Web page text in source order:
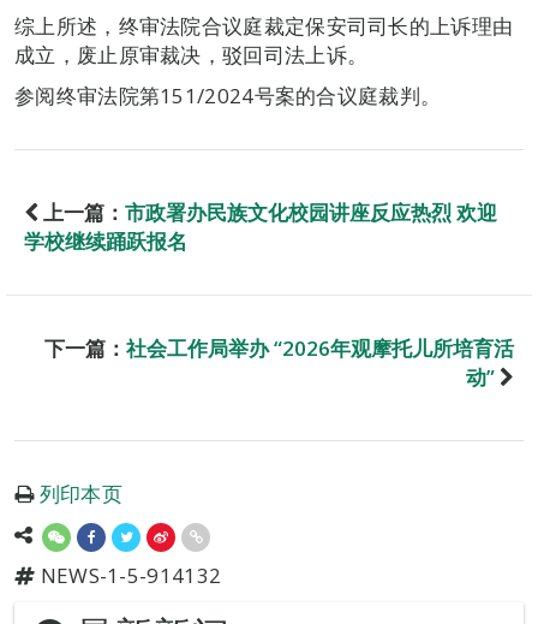
综上所述，终审法院合议庭裁定保安司司长的上诉理由
成立，废止原审裁决，驳回司法上诉。
参阅终审法院第151/2024号案的合议庭裁判。
上一篇： 市政署办民族文化校园讲座反应热烈 欢迎
学校继续踊跃报名
下一篇： 社会工作局举办 “2026年观摩托儿所培育活
动”
列印本页
NEWS-1-5-914132